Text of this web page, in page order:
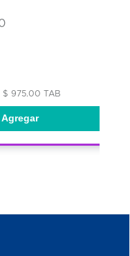
$ 975.00 TAB
Agregar